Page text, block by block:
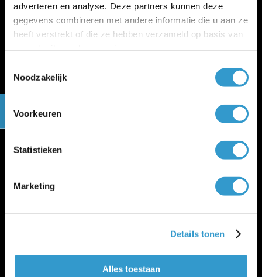
adverteren en analyse. Deze partners kunnen deze
gegevens combineren met andere informatie die u aan ze
heeft verstrekt of die ze hebben verzameld op basis van
Noodzakelijk
Voorkeuren
Statistieken
Marketing
Details tonen
Alles toestaan
Peppol-|Salaris-blog
Beste boekhoudprogramma 2026
Beste boekhoudprogramma 2026 voor zzp
Beste boekhoudprogramma 2026 voor mkb